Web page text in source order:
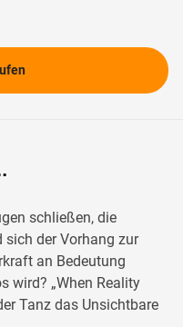
schließen, die
der Vorhang zur
an Bedeutung
wird? „When Reality
Tanz das Unsichtbare